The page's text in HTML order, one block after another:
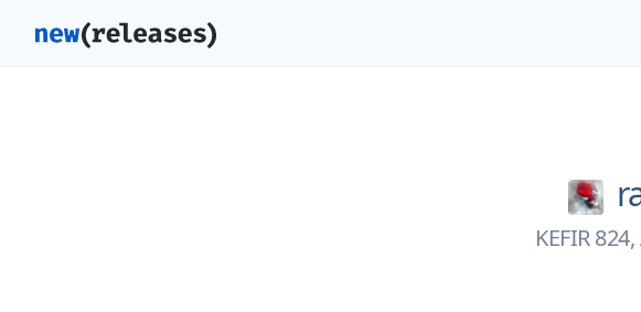
KEFIR